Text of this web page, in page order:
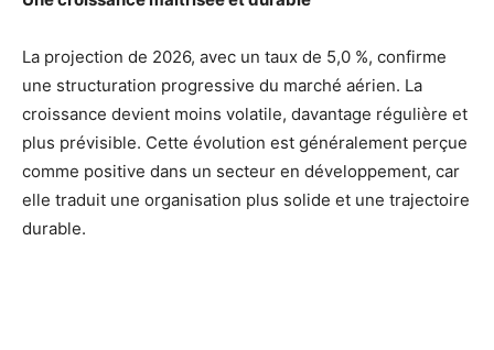
La projection de 2026, avec un taux de 5,0 %, confirme
une structuration progressive du marché aérien. La
croissance devient moins volatile, davantage régulière et
plus prévisible. Cette évolution est généralement perçue
comme positive dans un secteur en développement, car
elle traduit une organisation plus solide et une trajectoire
durable.